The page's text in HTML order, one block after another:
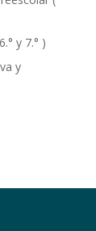
y 7.° )
y